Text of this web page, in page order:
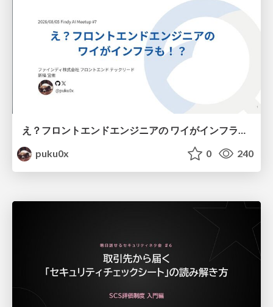
え？フロントエンドエンジニアの ワイがインフラも！？
puku0x
0 240